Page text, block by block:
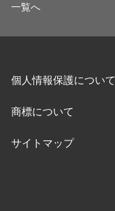
一覧へ
個人情報保護について
商標について
サイトマップ